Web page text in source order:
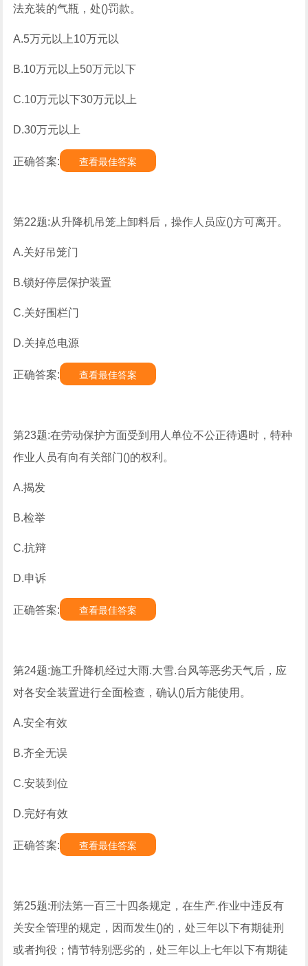
法充装的气瓶，处()罚款。
A.5万元以上10万元以
B.10万元以上50万元以下
C.10万元以下30万元以上
D.30万元以上
正确答案: 查看最佳答案
第22题:从升降机吊笼上卸料后，操作人员应()方可离开。
A.关好吊笼门
B.锁好停层保护装置
C.关好围栏门
D.关掉总电源
正确答案: 查看最佳答案
第23题:在劳动保护方面受到用人单位不公正待遇时，特种
作业人员有向有关部门()的权利。
A.揭发
B.检举
C.抗辩
D.申诉
正确答案: 查看最佳答案
第24题:施工升降机经过大雨.大雪.台风等恶劣天气后，应
对各安全装置进行全面检查，确认()后方能使用。
A.安全有效
B.齐全无误
C.安装到位
D.完好有效
正确答案: 查看最佳答案
第25题:刑法第一百三十四条规定，在生产.作业中违反有
关安全管理的规定，因而发生()的，处三年以下有期徒刑
或者拘役；情节特别恶劣的，处三年以上七年以下有期徒